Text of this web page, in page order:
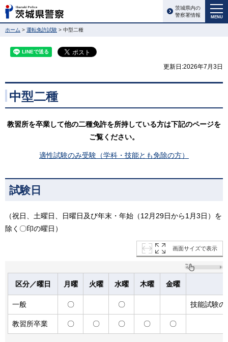
MENU
茨城県内の
警察署情報
ホーム > 運転免許試験 > 中型二種
更新日:2026年7月3日
中型二種
教習所を卒業して他の二種免許を所持している方は下記のページを
ご覧ください。
適性試験のみ受験（学科・技能とも免除の方）
試験日
（祝日、土曜日、日曜日及び年末・年始（12月29日から1月3日）を
除く〇印の曜日）
画面サイズで表示
区分／曜日 月曜 火曜 水曜 木曜 金曜
一般 〇 〇 技能試験の
教習所卒業 〇 〇 〇 〇 〇